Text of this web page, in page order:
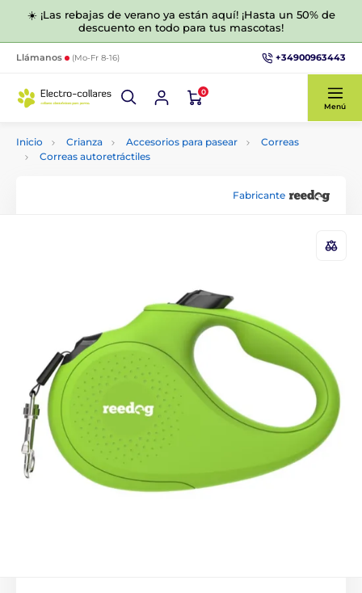
☀️ ¡Las rebajas de verano ya están aquí! ¡Hasta un 50% de
descuento en todo para tus mascotas!
Llámanos (Mo-Fr 8-16) +34900963443
0
Menú
Inicio Crianza Accesorios para pasear
Correas
Correas autoretráctiles
Fabricante